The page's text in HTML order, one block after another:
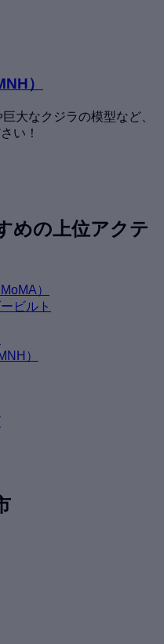
）
大なクジラの模型など、
い！
めの上位アクテ
）
ビルト
）